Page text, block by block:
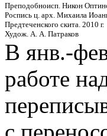
Преподобноисп. Никон
Роспись ц. арх. Михаила
Предтеченского скита. 2010 г.
Худож. А. А. Патраков
В янв.-
работе